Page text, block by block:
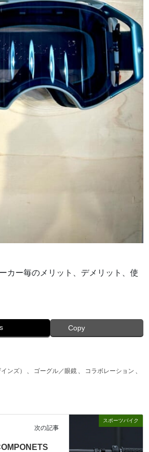
カー毎のメリット、デメリット、使
Copy
ンズ） 、 ゴーグル／眼鏡 、 コラボレーション 、
スポーツバイク
次の記事